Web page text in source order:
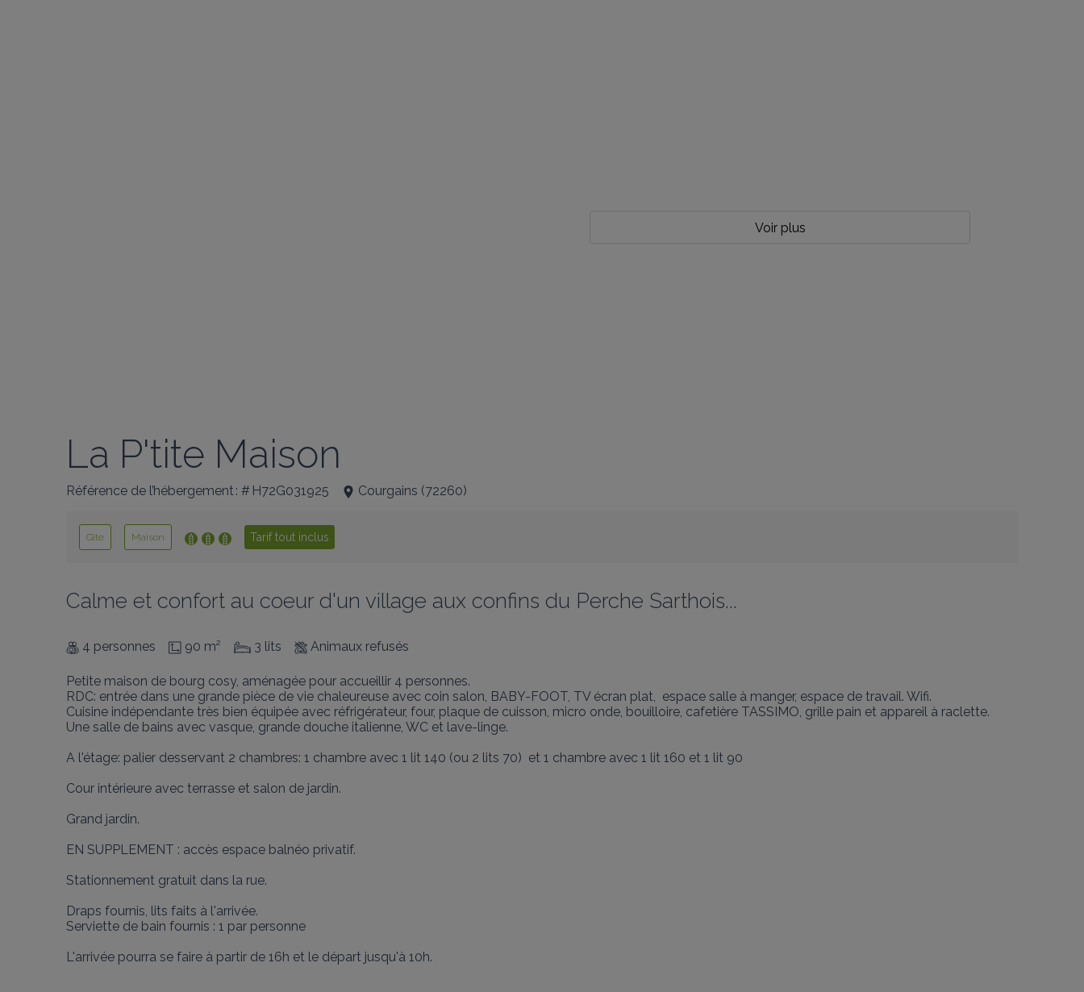
Voir plus
La P'tite Maison
Référence de l’hébergement : # H72G031925 Courgains (72260)
Gîte Maison Tarif tout inclus
Calme et confort au coeur d'un village aux confins du Perche Sarthois...
4 personnes 90 m² 3 lits Animaux refusés
Petite maison de bourg cosy, aménagée pour accueillir 4 personnes.
RDC: entrée dans une grande pièce de vie chaleureuse avec coin salon, BABY-FOOT, TV écran plat,  espace salle à manger, espace de travail. Wifi.
Cuisine indépendante très bien équipée avec réfrigérateur, four, plaque de cuisson, micro onde, bouilloire, cafetière TASSIMO, grille pain et appareil à raclette.
Une salle de bains avec vasque, grande douche italienne, WC et lave-linge.
A l'étage: palier desservant 2 chambres: 1 chambre avec 1 lit 140 (ou 2 lits 70)  et 1 chambre avec 1 lit 160 et 1 lit 90
Cour intérieure avec terrasse et salon de jardin.
Grand jardin.
EN SUPPLEMENT : accès espace balnéo privatif.
Stationnement gratuit dans la rue.
Draps fournis, lits faits à l'arrivée.
Serviette de bain fournis : 1 par personne
L'arrivée pourra se faire à partir de 16h et le départ jusqu'à 10h.